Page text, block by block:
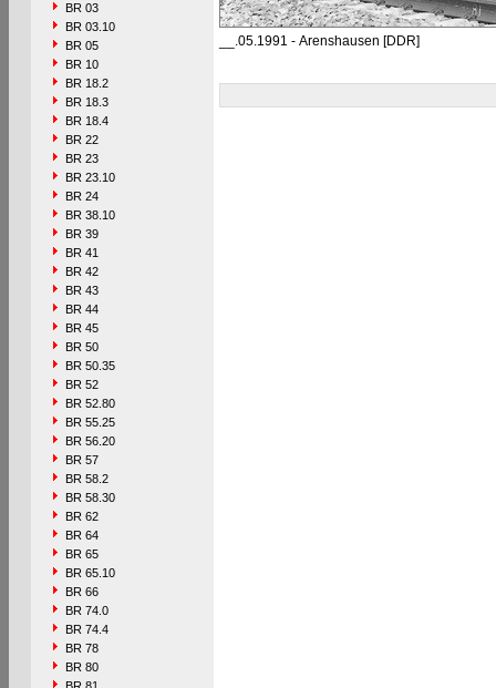
BR 03
BR 03.10
BR 05
BR 10
BR 18.2
BR 18.3
BR 18.4
BR 22
BR 23
BR 23.10
BR 24
BR 38.10
BR 39
BR 41
BR 42
BR 43
BR 44
BR 45
BR 50
BR 50.35
BR 52
BR 52.80
BR 55.25
BR 56.20
BR 57
BR 58.2
BR 58.30
BR 62
BR 64
BR 65
BR 65.10
BR 66
BR 74.0
BR 74.4
BR 78
BR 80
__.05.1991 - Arenshausen [DDR]